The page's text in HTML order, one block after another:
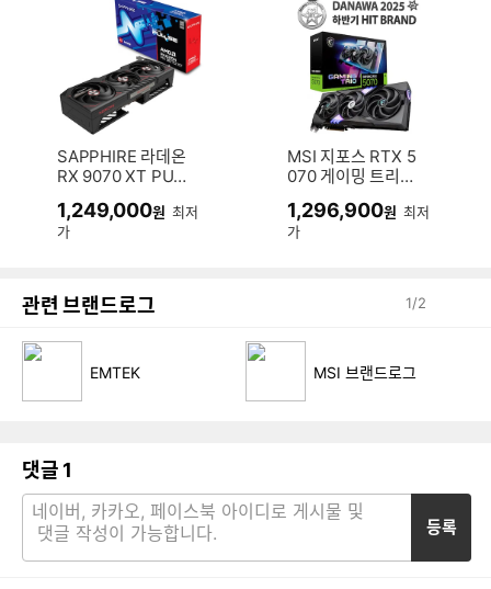
SAPPHIRE 라데온
RX 9070 XT PULS
1,249,000원 최저
가
MSI 지포스 RTX 5
070 게이밍 트리오
이프로져4
1,296,900원 최저
가
관련 브랜드로그 1/2
EMTEK MSI 브랜드로그
댓글 1
등록